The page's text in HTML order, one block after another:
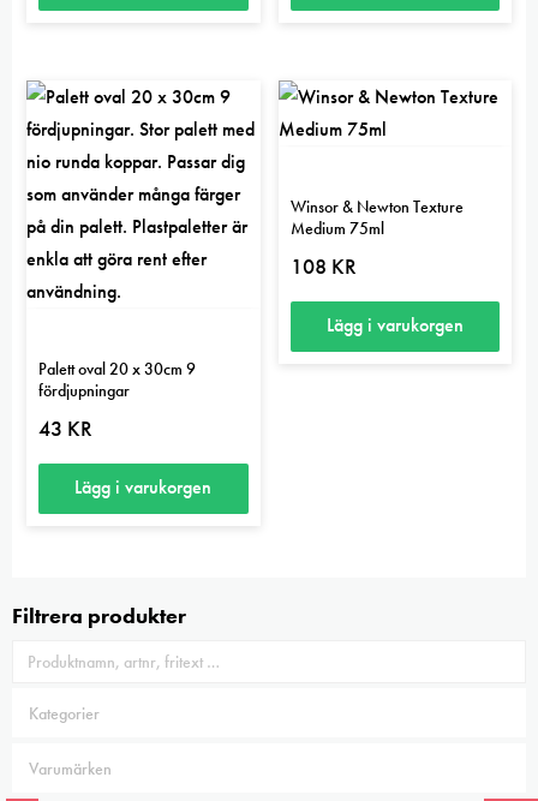
produkten
har
flera
varianter.
De
olika
alternativen
på
produktsidan
produkten
har
De
olika
väljas
Palett oval 20 x 30cm 9
fördjupningar
43 KR
Lägg i varukorgen
Winsor & Newton Texture
Medium 75ml
108 KR
Lägg i varukorgen
Filtrera produkter